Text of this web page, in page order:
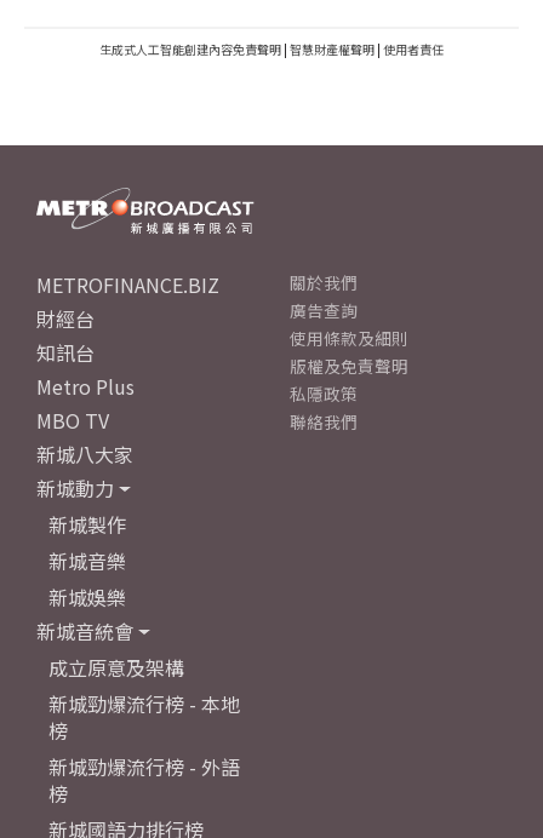
生成式人工智能創建內容免責聲明 | 智慧財產權聲明 | 使用者責任
METROFINANCE.BIZ
財經台
知訊台
Metro Plus
MBO TV
新城八大家
新城動力
新城製作
新城音樂
新城娛樂
新城音統會
成立原意及架構
新城勁爆流行榜 - 本地
榜
新城勁爆流行榜 - 外語
榜
新城國語力排行榜
關於我們
廣告查詢
使用條款及細則
版權及免責聲明
私隱政策
聯絡我們